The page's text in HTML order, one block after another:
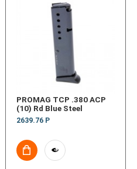
PROMAG TCP .380 ACP
(10) Rd Blue Steel
2639.76 Р